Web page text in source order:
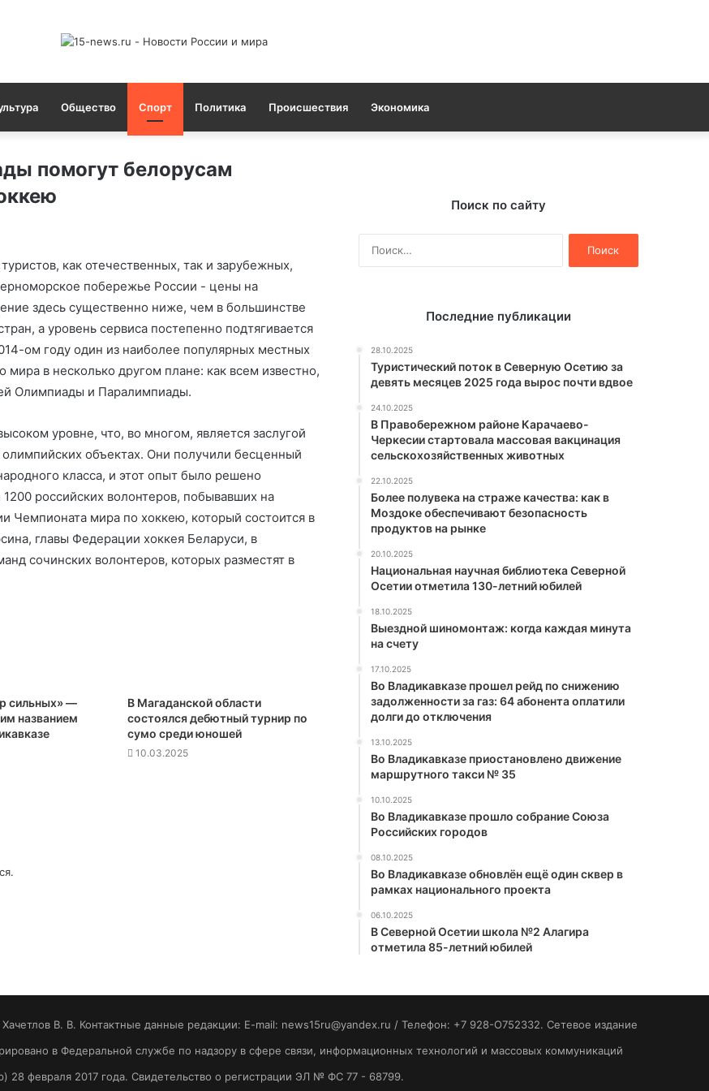
Общество Спорт Политика Происшествия Экономика
помогут белорусам
как отечественных, так и зарубежных,
побережье России - цены на
здесь существенно ниже, чем в большинстве
а уровень сервиса постепенно подтягивается
ом году один из наиболее популярных местных
в несколько другом плане: как всем известно,
Олимпиады и Паралимпиады.
уровне, что, во многом, является заслугой
объектах. Они получили бесценный
класса, и этот опыт было решено
российских волонтеров, побывавших на
Чемпионата мира по хоккею, который состоится в
главы Федерации хоккея Беларуси, в
сочинских волонтеров, которых разместят в
сильных» —
названием
В Магаданской области
состоялся дебютный турнир по
сумо среди юношей
10.03.2025
.
Поиск по сайту
Последние публикации
28.10.2025
Туристический поток в Северную Осетию за
девять месяцев 2025 года вырос почти вдвое
24.10.2025
В Правобережном районе Карачаево-
Черкесии стартовала массовая вакцинация
сельскохозяйственных животных
22.10.2025
Более полувека на страже качества: как в
Моздоке обеспечивают безопасность
продуктов на рынке
20.10.2025
Национальная научная библиотека Северной
Осетии отметила 130-летний юбилей
18.10.2025
Выездной шиномонтаж: когда каждая минута
на счету
17.10.2025
Во Владикавказе прошел рейд по снижению
задолженности за газ: 64 абонента оплатили
долги до отключения
13.10.2025
Во Владикавказе приостановлено движение
маршрутного такси № 35
10.10.2025
Во Владикавказе прошло собрание Союза
Российских городов
08.10.2025
Во Владикавказе обновлён ещё один сквер в
рамках национального проекта
06.10.2025
В Северной Осетии школа №2 Алагира
отметила 85-летний юбилей
B. B. Контактные данные редакции: E-mail: news15ru@yandex.ru / Телефон: +7 928-O752332. Сетевое издание
в Федеральной службе по надзору в сфере связи, информационных технологий и массовых коммуникаций
28 февраля 2017 года. Свидетельство о регистрации ЭЛ № ФС 77 - 68799.